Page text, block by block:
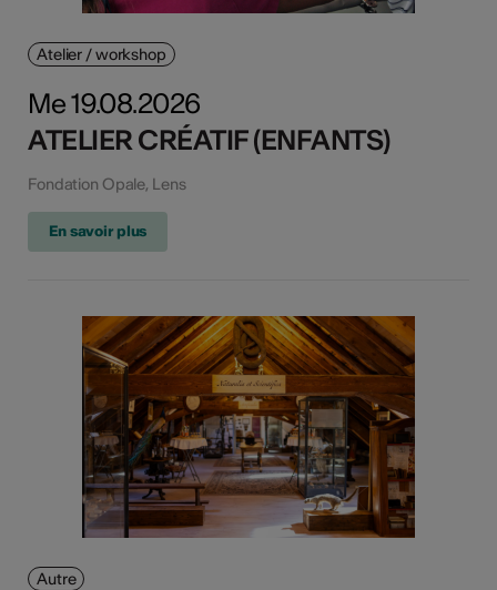
Atelier / workshop
Me 19.08.2026
ATELIER CRÉATIF (ENFANTS)
Fondation Opale, Lens
En savoir plus
Autre